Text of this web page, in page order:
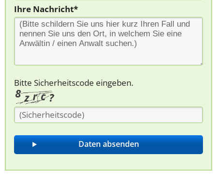
Ihre Nachricht*
Bitte Sicherheitscode eingeben.